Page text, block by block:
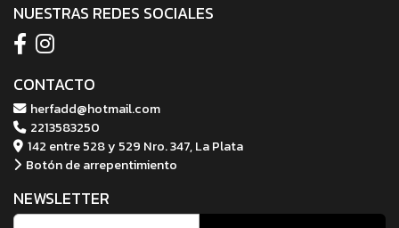
NUESTRAS REDES SOCIALES
CONTACTO
herfadd@hotmail.com
2213583250
142 entre 528 y 529 Nro. 347, La Plata
Botón de arrepentimiento
NEWSLETTER